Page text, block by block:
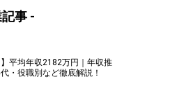
事 -
】平均年収2182万円｜年収推
・役職別など徹底解説！